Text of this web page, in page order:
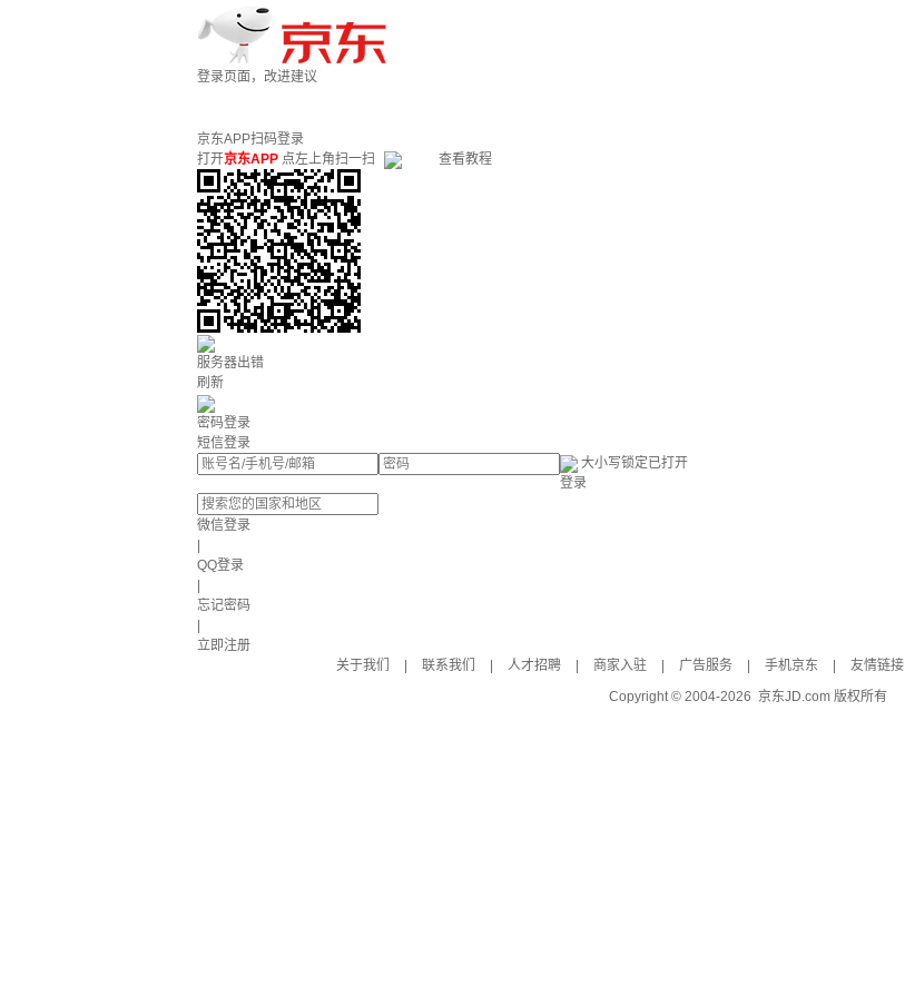
登录页面，改进建议
京东APP扫码登录
打开京东APP 点左上角扫一扫 查看教程
服务器出错
刷新
密码登录
短信登录
大小写锁定已打开
登录
微信登录
QQ登录
忘记密码
立即注册
关于我们
联系我们 人才招聘 商家入驻 广告服务 手机京东 友情链接
Copyright © 2004-2026 京东JD.com 版权所有